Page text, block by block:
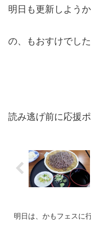
明日も更新しようか
の、もおすけでした
読み逃げ前に応援
明日は、かもフェスに